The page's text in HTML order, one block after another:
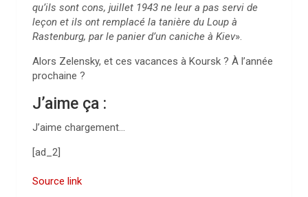
qu’ils sont cons, juillet 1943 ne leur a pas servi de
leçon et ils ont remplacé la tanière du Loup à
Rastenburg, par le panier d’un caniche à Kiev».
Alors Zelensky, et ces vacances à Koursk ? À l’année
prochaine ?
J’aime ça :
J’aime chargement…
[ad_2]
Source link